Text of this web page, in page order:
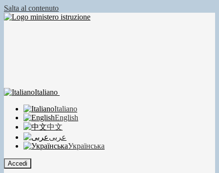
Salta al contenuto
Italiano
Italiano
English
中文
عربى
Українська
Accedi